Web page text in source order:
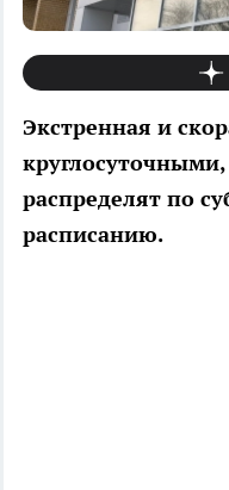
Экстренная и
распределят по
расписанию.